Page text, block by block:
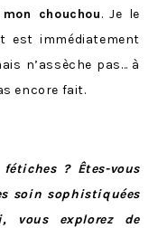
chouchou. Je le
est immédiatement
n’assèche pas… à
encore fait.
? Êtes-vous
soin sophistiquées
vous explorez de